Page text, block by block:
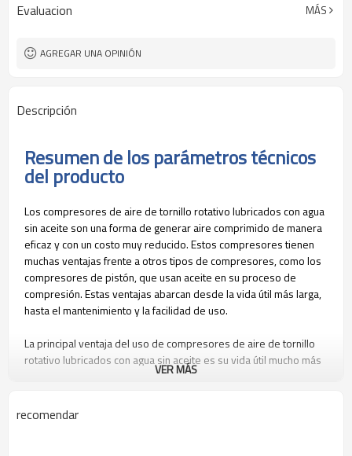
Evaluacion MÁS
AGREGAR UNA OPINIÓN
Descripción
Resumen de los parámetros técnicos
del producto
Los compresores de aire de tornillo rotativo lubricados con agua
sin aceite son una forma de generar aire comprimido de manera
eficaz y con un costo muy reducido. Estos compresores tienen
muchas ventajas frente a otros tipos de compresores, como los
compresores de pistón, que usan aceite en su proceso de
compresión. Estas ventajas abarcan desde la vida útil más larga,
hasta el mantenimiento y la facilidad de uso.
La principal ventaja del uso de compresores de aire de tornillo
rotativo lubricados con agua sin aceite es su vida útil mucho más
larga. Debido a que el compresor no usa aceite para la
el uso. Esto significa que el compresor puede operar
VER MÁS
recomendar